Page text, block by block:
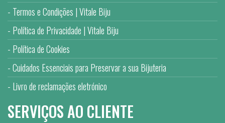
Termos e Condições | Vitale Biju
Política de Privacidade | Vitale Biju
Política de Cookies
Cuidados Essenciais para Preservar a sua Bijuteria
Livro de reclamações eletrónico
SERVIÇOS AO CLIENTE